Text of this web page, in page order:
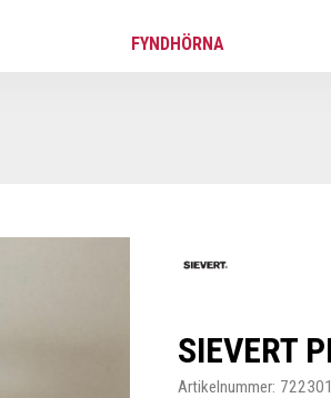
FYNDHÖRNA
SIEVERT
Artikelnummer: 722301